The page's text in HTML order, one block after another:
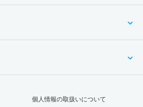
個人情報の取扱いについて